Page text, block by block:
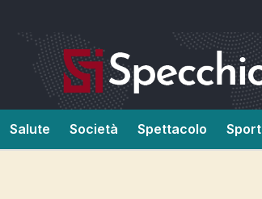
Salute Società Spettacolo Sport